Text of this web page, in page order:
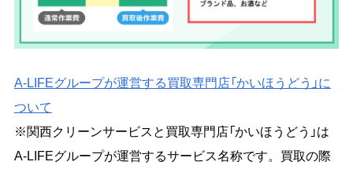
A-LIFEグループが運営する買取専門店「かいほうどう」に
ついて
※関西クリーンサービスと買取専門店「かいほうどう」は
A-LIFEグループが運営するサービス名称です。買取の際